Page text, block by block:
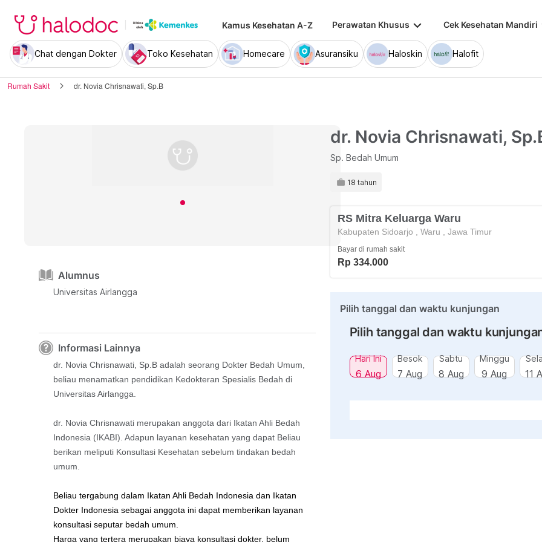
Kamus Kesehatan A-Z Perawatan Khusus keyboard_arrow_down Cek Kesehatan Mandiri
Chat dengan Dokter Toko Kesehatan Homecare Asuransiku Haloskin Halofit
Rumah Sakit dr. Novia Chrisnawati, Sp.B
Alumnus
Universitas Airlangga
Informasi Lainnya
dr. Novia Chrisnawati, Sp.B adalah seorang Dokter Bedah Umum,
beliau menamatkan pendidikan Kedokteran Spesialis Bedah di
Universitas Airlangga.
dr. Novia Chrisnawati merupakan anggota dari Ikatan Ahli Bedah
Indonesia (IKABI). Adapun layanan kesehatan yang dapat Beliau
berikan meliputi Konsultasi Kesehatan sebelum tindakan bedah
umum.
Beliau tergabung dalam Ikatan Ahli Bedah Indonesia dan Ikatan
Dokter Indonesia sebagai anggota ini dapat memberikan layanan
konsultasi seputar bedah umum.
Harga yang tertera merupakan biaya konsultasi dokter, belum
dr. Novia Chrisnawati,
Sp. Bedah Umum
18 tahun
RS Mitra Keluarga Waru
Kabupaten Sidoarjo Waru Jawa Timur
Bayar di rumah sakit
Rp 334.000
Pilih tanggal dan waktu kunjungan
Pilih tanggal dan waktu
Hari Ini
6 Aug
Besok
7 Aug
Sabtu
8 Aug
Minggu
9 Aug 11